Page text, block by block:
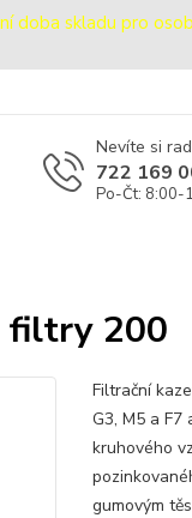
doba skladu pro
Nevíte si
722 169
Po-Čt: 8:00-
filtry 200
Filtrační
G3, M5 a
kruhového
gumovým